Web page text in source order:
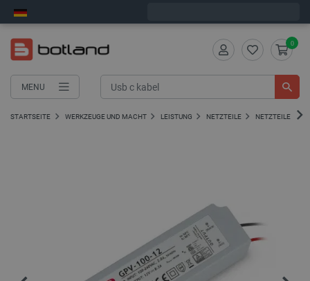
MENU
0
STARTSEITE WERKZEUGE UND MACHT LEISTUNG NETZTEILE NETZTEILE